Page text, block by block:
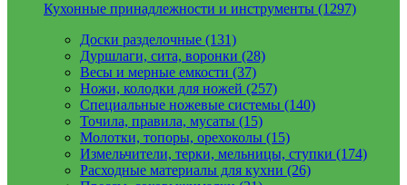
Кухонные принадлежности и инструменты (1297)
Доски разделочные (131)
Дуршлаги, сита, воронки (28)
Весы и мерные емкости (37)
Ножи, колодки для ножей (257)
Специальные ножевые системы (140)
Точила, правила, мусаты (15)
Молотки, топоры, орехоколы (15)
Измельчители, терки, мельницы, ступки (174)
Расходные материалы для кухни (26)